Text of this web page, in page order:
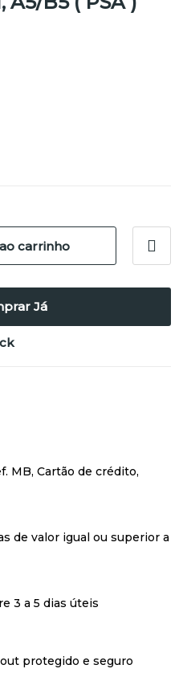
carrinho
Já
MB, Cartão de crédito,
de valor igual ou superior a
3 a 5 dias úteis
protegido e seguro